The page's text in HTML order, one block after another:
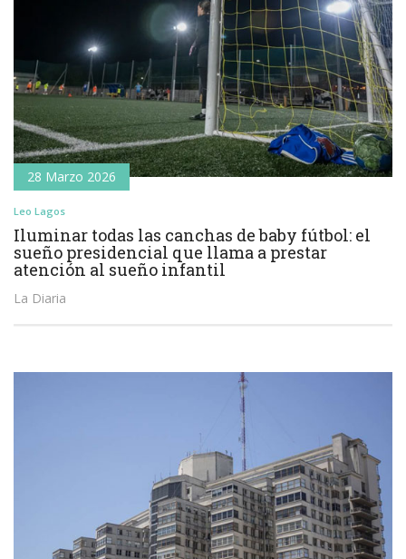
28 Marzo 2026
Leo Lagos
Iluminar todas las canchas de baby fútbol: el
sueño presidencial que llama a prestar
atención al sueño infantil
La Diaria